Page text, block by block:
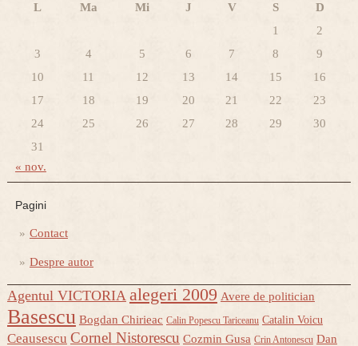
L Ma Mi J V S
D
1
2
3
4 5 6 7 8
9
10
11 12 13 14 15
16
17
18 19 20 21 22
23
24
25 26 27 28 29
30
31
« nov.
Pagini
Contact
Despre autor
Agentul VICTORIA alegeri 2009 Avere de politician
Basescu Bogdan Chirieac Calin Popescu Tariceanu Catalin Voicu
Ceausescu Cornel Nistorescu Cozmin Gusa Crin Antonescu Dan